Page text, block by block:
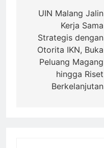
navigation
UIN Malang Jalin
Kerja Sama
Strategis dengan
Otorita IKN, Buka
Peluang Magang
hingga Riset
Berkelanjutan